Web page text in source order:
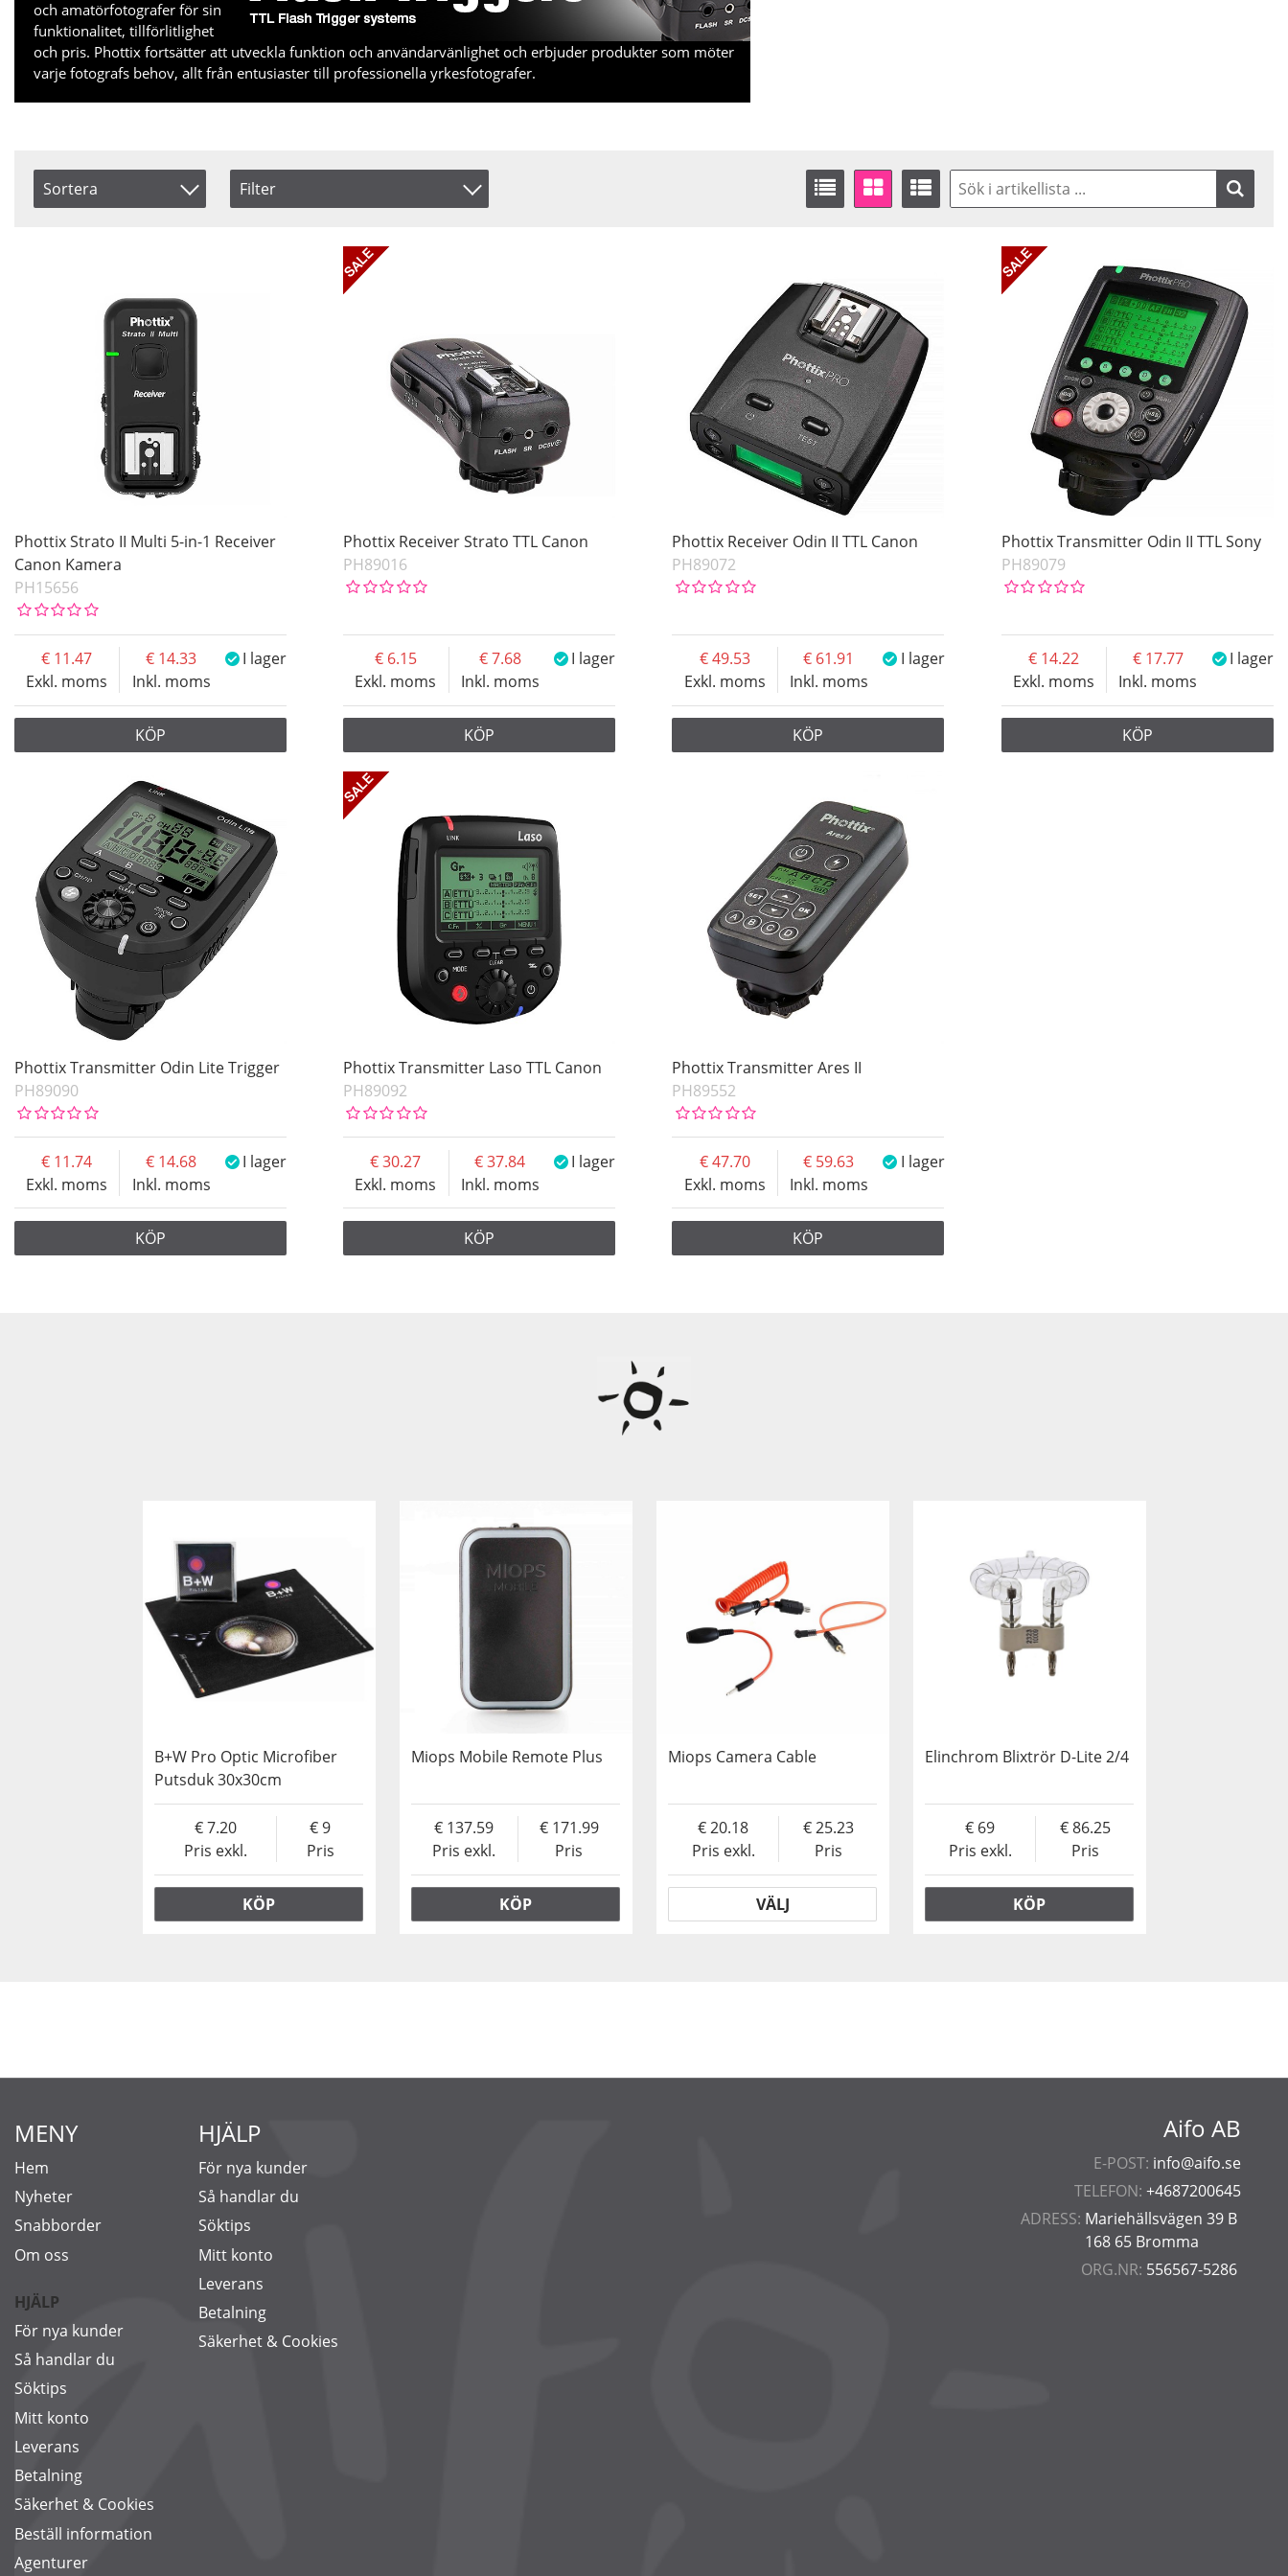
och amatörfotografer för sin
funktionalitet, tillförlitlighet
och pris. Phottix fortsätter att utveckla funktion och användarvänlighet och erbjuder produkter som möter
varje fotografs behov, allt från entusiaster till professionella yrkesfotografer.
Sortera
Benämning
Alla Märken
Filter
Phottix Strato II Multi 5-in-1 Receiver
Canon Kamera
PH15656
Exkl. moms
11.47
Inkl. moms
14.33 I lager
KÖP
Phottix Receiver Strato TTL Canon
PH89016
Exkl. moms
6.15
Inkl. moms
7.68 I lager
KÖP
Phottix Receiver Odin II TTL Canon
PH89072
Exkl. moms
49.53
Inkl. moms
61.91 I lager
KÖP
Phottix Transmitter Odin II TTL Sony
PH89079
Exkl. moms
14.22
Inkl. moms
17.77 I lager
KÖP
Phottix Transmitter Odin Lite Trigger
PH89090
Exkl. moms
11.74
Inkl. moms
14.68 I lager
KÖP
Phottix Transmitter Laso TTL Canon
PH89092
Exkl. moms
30.27
Inkl. moms
37.84 I lager
KÖP
Phottix Transmitter Ares II
PH89552
Exkl. moms
47.70
Inkl. moms
59.63 I lager
KÖP
B+W Pro Optic Microfiber
Putsduk 30x30cm
Pris exkl.
7.20
Pris
9
KÖP
Miops Mobile Remote Plus
Pris exkl.
137.59
Pris
171.99
KÖP
Miops Camera Cable
Pris exkl.
20.18
Pris
25.23
VÄLJ
Elinchrom Blixtrör D-Lite 2/4
Pris exkl.
69
Pris
86.25
KÖP
Aifo AB
E-POST: info@aifo.se
TELEFON: +4687200645
ADRESS: Mariehällsvägen 39 B
168 65 Bromma
ORG.NR: 556567-5286
MENY
Hem
Nyheter
Snabborder
Om oss
HJÄLP
För nya kunder
Så handlar du
Söktips
Mitt konto
Leverans
Betalning
Säkerhet & Cookies
Beställ information
Agenturer
HJÄLP
För nya kunder
Så handlar du
Söktips
Mitt konto
Leverans
Betalning
Säkerhet & Cookies